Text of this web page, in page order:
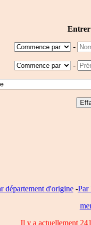
Entrer
-
-
département d'origine-Par
Il y a actuellement